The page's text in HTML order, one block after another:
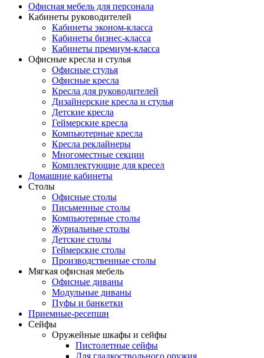
Офисная мебель для персонала
Кабинеты руководителей
Кабинеты эконом-класса
Кабинеты бизнес-класса
Кабинеты премиум-класса
Офисные кресла и стулья
Офисные стулья
Офисные кресла
Кресла для руководителей
Дизайнерские кресла и стулья
Детские кресла
Геймерские кресла
Компьютерные кресла
Кресла реклайнеры
Многоместные секции
Комплектующие для кресел
Домашние кабинеты
Столы
Офисные столы
Письменные столы
Компьютерные столы
Журнальные столы
Детские столы
Геймерские столы
Производственные столы
Мягкая офисная мебель
Офисные диваны
Модульные диваны
Пуфы и банкетки
Приемные-ресепшн
Сейфы
Оружейные шкафы и сейфы
Пистолетные сейфы
Для гладкоствольного оружия